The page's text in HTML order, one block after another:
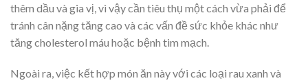
thêm dầu và gia vị, vì vậy cần tiêu thụ một cách vừa phải để
tránh cân nặng tăng cao và các vấn đề sức khỏe khác như
tăng cholesterol máu hoặc bệnh tim mạch.
Ngoài ra, việc kết hợp món ăn này với các loại rau xanh và